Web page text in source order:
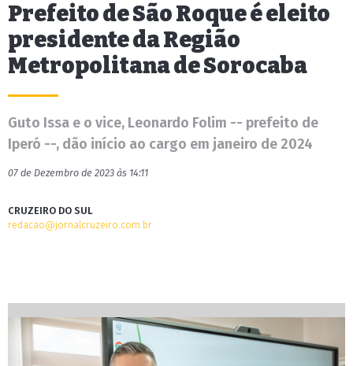
Prefeito de São Roque é eleito
presidente da Região
Metropolitana de Sorocaba
Guto Issa e o vice, Leonardo Folim -- prefeito de
Iperó --, dão início ao cargo em janeiro de 2024
07 de Dezembro de 2023 às 14:11
CRUZEIRO DO SUL
redacao@jornalcruzeiro.com.br